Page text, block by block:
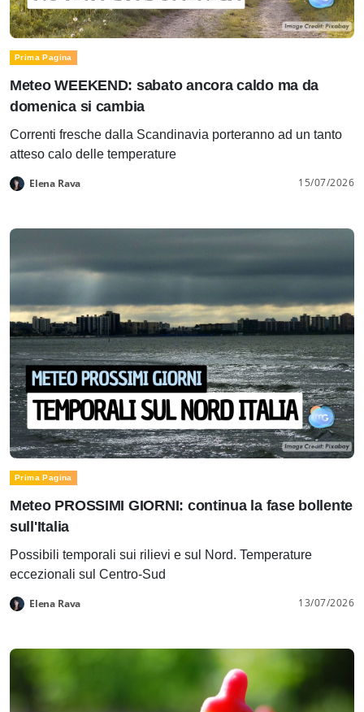
Prima Pagina
Meteo WEEKEND: sabato ancora caldo ma da
domenica si cambia
Correnti fresche dalla Scandinavia porteranno ad un tanto
atteso calo delle temperature
Elena Rava 15/07/2026
Prima Pagina
Meteo PROSSIMI GIORNI: continua la fase bollente
sull'Italia
Possibili temporali sui rilievi e sul Nord. Temperature
eccezionali sul Centro-Sud
Elena Rava 13/07/2026